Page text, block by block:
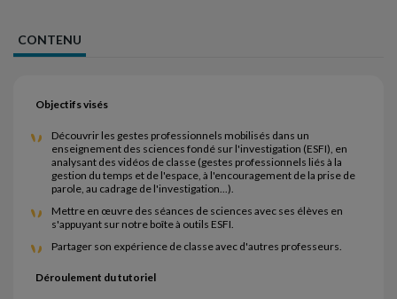
CONTENU
Objectifs visés
Découvrir les gestes professionnels mobilisés dans un
enseignement des sciences fondé sur l'investigation (ESFI), en
analysant des vidéos de classe (gestes professionnels liés à la
gestion du temps et de l'espace, à l'encouragement de la prise de
parole, au cadrage de l'investigation...).
Mettre en œuvre des séances de sciences avec ses élèves en
s'appuyant sur notre boîte à outils ESFI.
Partager son expérience de classe avec d'autres professeurs.
Déroulement du tutoriel